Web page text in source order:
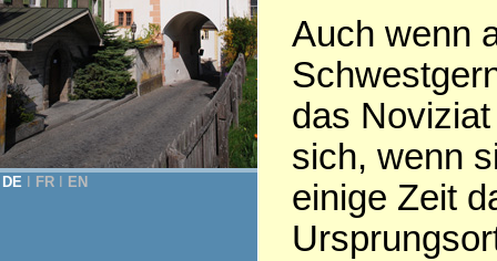
DE FR EN
Auch wenn
das
sich, wenn
einige Zeit